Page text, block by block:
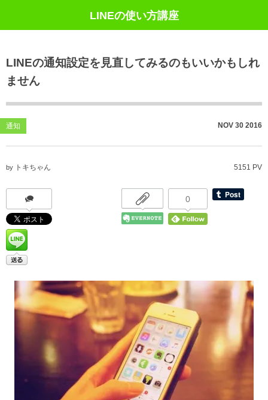
LINEの使い方講座
LINEの通知設定を見直してみるのもいいかもしれ
ません
通知 NOV 30 2016
by トキちゃん 5151 PV
0